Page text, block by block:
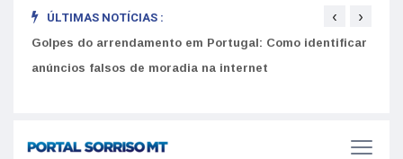
ÚLTIMAS NOTÍCIAS :
Golpes do arrendamento em Portugal: Como identificar
do Utente e número de saúde
‹ ›